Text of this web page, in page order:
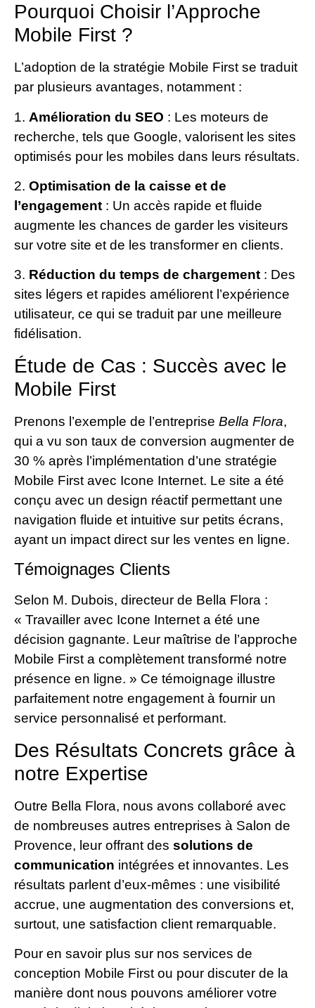
Pourquoi Choisir l’Approche
Mobile First ?
L’adoption de la stratégie Mobile First se traduit
par plusieurs avantages, notamment :
1. Amélioration du SEO : Les moteurs de
recherche, tels que Google, valorisent les sites
optimisés pour les mobiles dans leurs résultats.
2. Optimisation de la caisse et de
l’engagement : Un accès rapide et fluide
augmente les chances de garder les visiteurs
sur votre site et de les transformer en clients.
3. Réduction du temps de chargement : Des
sites légers et rapides améliorent l’expérience
utilisateur, ce qui se traduit par une meilleure
fidélisation.
Étude de Cas : Succès avec le
Mobile First
Prenons l’exemple de l’entreprise Bella Flora,
qui a vu son taux de conversion augmenter de
30 % après l’implémentation d’une stratégie
Mobile First avec Icone Internet. Le site a été
conçu avec un design réactif permettant une
navigation fluide et intuitive sur petits écrans,
ayant un impact direct sur les ventes en ligne.
Témoignages Clients
Selon M. Dubois, directeur de Bella Flora :
« Travailler avec Icone Internet a été une
décision gagnante. Leur maîtrise de l’approche
Mobile First a complètement transformé notre
présence en ligne. » Ce témoignage illustre
parfaitement notre engagement à fournir un
service personnalisé et performant.
Des Résultats Concrets grâce à
notre Expertise
Outre Bella Flora, nous avons collaboré avec
de nombreuses autres entreprises à Salon de
Provence, leur offrant des solutions de
communication intégrées et innovantes. Les
résultats parlent d’eux-mêmes : une visibilité
accrue, une augmentation des conversions et,
surtout, une satisfaction client remarquable.
Pour en savoir plus sur nos services de
conception Mobile First ou pour discuter de la
manière dont nous pouvons améliorer votre